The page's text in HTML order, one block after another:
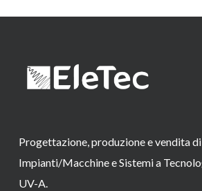
Progettazione, produzione e vendita di
Impianti/Macchine e Sistemi a
UV-A.